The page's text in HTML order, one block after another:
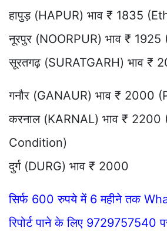
हापुड़ (HAPUR) भाव ₹ 1835
नूरपुर (NOORPUR) भाव ₹
सूरतगढ़ (SURATGARH) भाव ₹
गनौर (GANAUR) भाव ₹ 2000
करनाल (KARNAL) भाव ₹ 2200
Condition)
दुर्ग (DURG) भाव ₹ 2000
सिर्फ 600 रुपये में 6 महीने तक
रिपोर्ट पाने के लिए 9729757540